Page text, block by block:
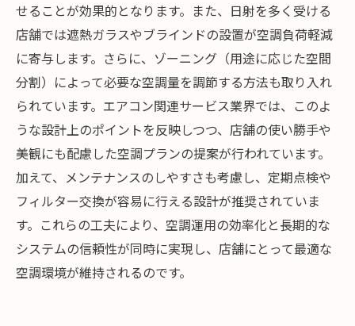
せることが効果的となります。また、日射を多く受ける
店舗では遮熱ガラスやブラインドの設置が空調負荷軽減
に寄与します。さらに、ゾーニング（用途に応じた空間
分割）によって必要な空調量を調節する方法も取り入れ
られています。エアコン関連サービス業界では、このよ
うな設計上のポイントを反映しつつ、店舗の使い勝手や
美観にも配慮した空調プランの提案が行われています。
加えて、メンテナンスのしやすさも考慮し、定期点検や
フィルター交換が容易に行える設計が推奨されていま
す。これらの工夫により、空調運用の効率化と長期的な
システムの信頼性が同時に実現し、店舗にとって最適な
空調環境が維持されるのです。